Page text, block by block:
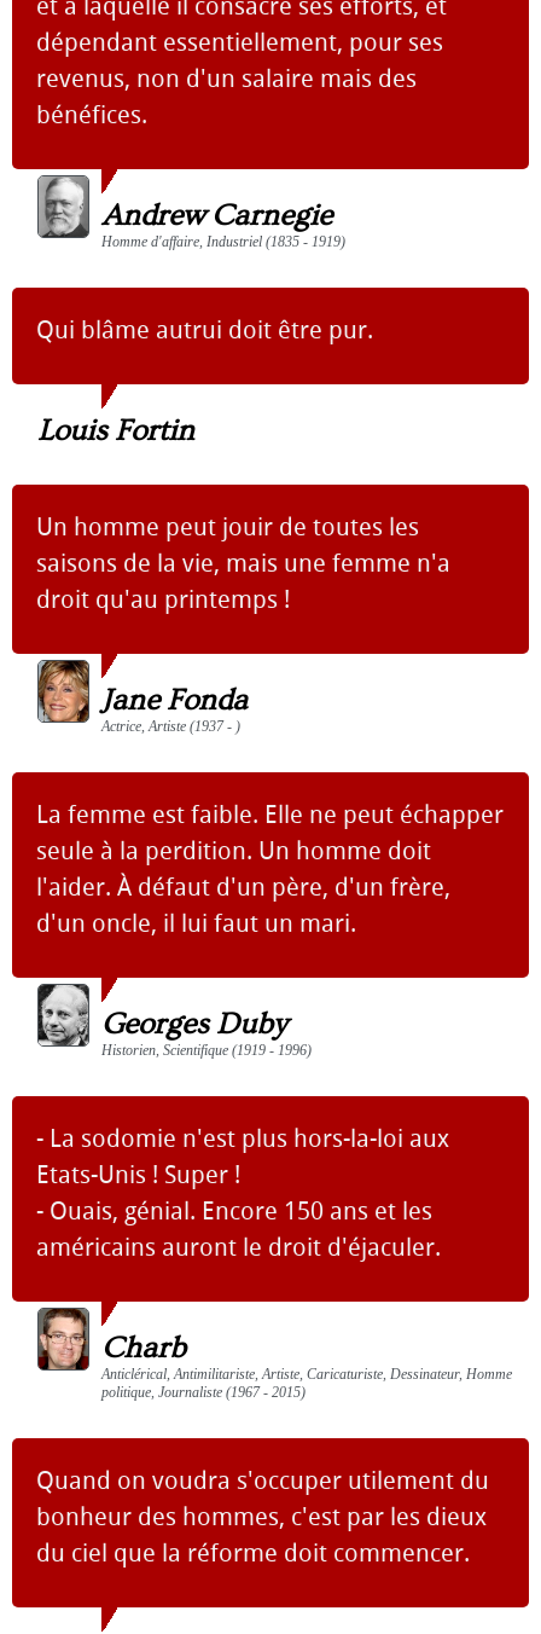
dépendant essentiellement, pour ses
revenus, non d'un salaire mais des
bénéfices.
Andrew Carnegie
Homme d'affaire, Industriel (1835 - 1919)
Qui blâme autrui doit être pur.
Louis Fortin
Un homme peut jouir de toutes les
saisons de la vie, mais une femme n'a
droit qu'au printemps !
Jane Fonda
Actrice, Artiste (1937 - )
La femme est faible. Elle ne peut échapper
seule à la perdition. Un homme doit
l'aider. À défaut d'un père, d'un frère,
d'un oncle, il lui faut un mari.
Georges Duby
Historien, Scientifique (1919 - 1996)
- La sodomie n'est plus hors-la-loi aux
Etats-Unis ! Super !
- Ouais, génial. Encore 150 ans et les
américains auront le droit d'éjaculer.
Charb
Anticlérical, Antimilitariste, Artiste, Caricaturiste, Dessinateur, Homme
politique, Journaliste (1967 - 2015)
Quand on voudra s'occuper utilement du
bonheur des hommes, c'est par les dieux
du ciel que la réforme doit commencer.